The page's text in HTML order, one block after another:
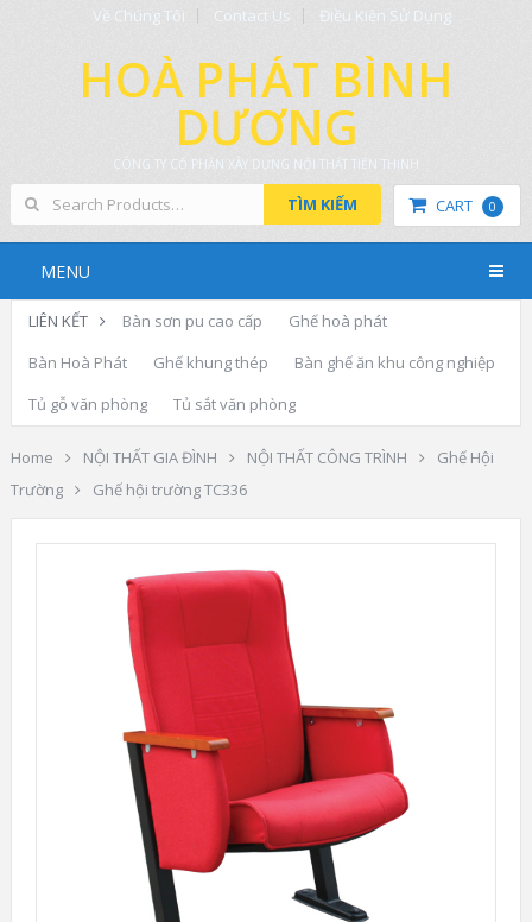
Về Chúng Tôi Contact Us Điều Kiện Sử Dụng
HOÀ PHÁT BÌNH
DƯƠNG
CÔNG TY CỔ PHẦN XÂY DỰNG NỘI THẤT TIẾN THỊNH
CART 0
TÌM KIẾM
MENU
LIÊN KẾT Bàn sơn pu cao cấp
Ghế hoà phát
Bàn Hoà Phát
Ghế khung thép
Bàn ghế ăn khu công nghiệp
Tủ gỗ văn phòng
Tủ sắt văn phòng
Home NỘI THẤT GIA ĐÌNH NỘI THẤT CÔNG TRÌNH
Ghế Hội
Trường
Ghế hội trường TC336